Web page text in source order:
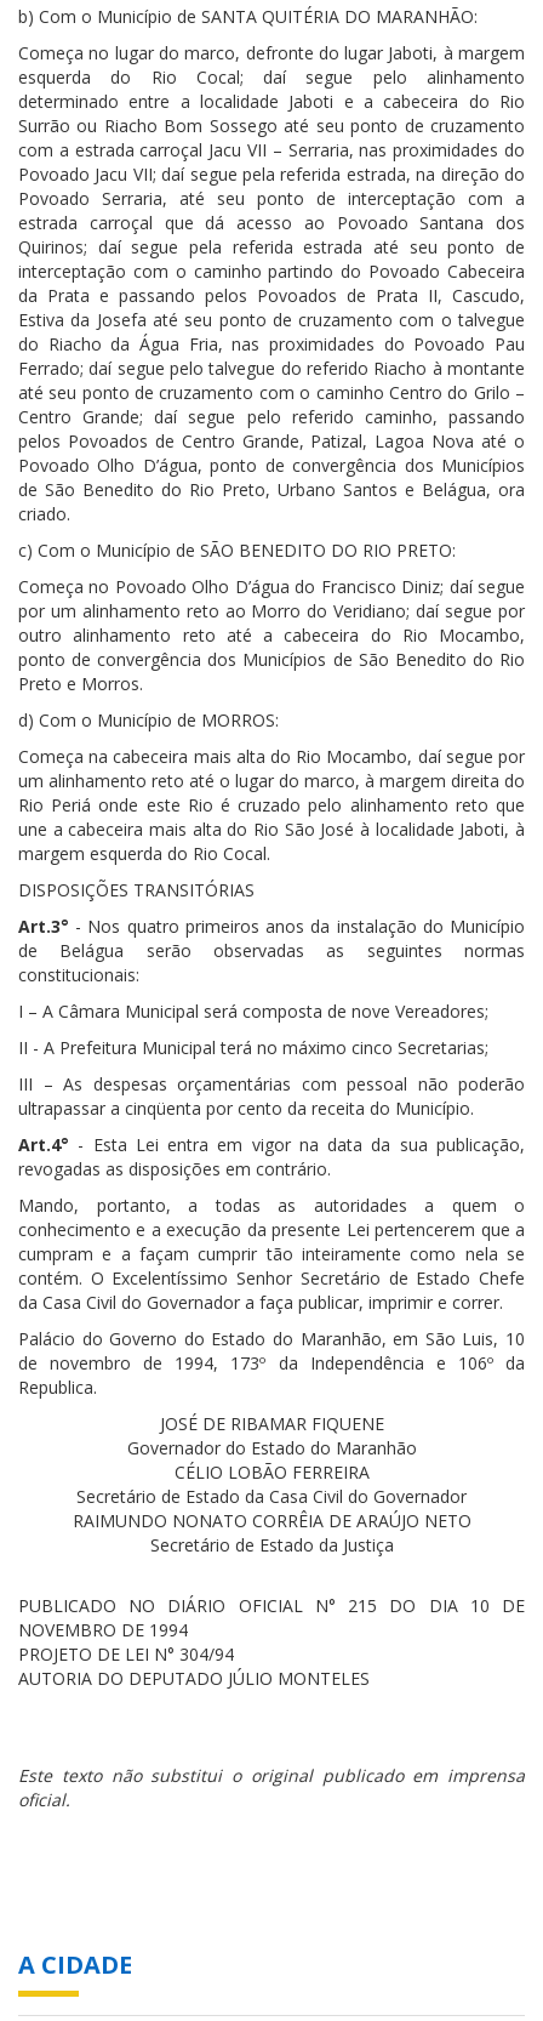
b) Com o Município de SANTA QUITÉRIA DO MARANHÃO:
Começa no lugar do marco, defronte do lugar Jaboti, à margem
esquerda do Rio Cocal; daí segue pelo alinhamento
determinado entre a localidade Jaboti e a cabeceira do Rio
Surrão ou Riacho Bom Sossego até seu ponto de cruzamento
com a estrada carroçal Jacu VII – Serraria, nas proximidades do
Povoado Jacu VII; daí segue pela referida estrada, na direção do
Povoado Serraria, até seu ponto de interceptação com a
estrada carroçal que dá acesso ao Povoado Santana dos
Quirinos; daí segue pela referida estrada até seu ponto de
interceptação com o caminho partindo do Povoado Cabeceira
da Prata e passando pelos Povoados de Prata II, Cascudo,
Estiva da Josefa até seu ponto de cruzamento com o talvegue
do Riacho da Água Fria, nas proximidades do Povoado Pau
Ferrado; daí segue pelo talvegue do referido Riacho à montante
até seu ponto de cruzamento com o caminho Centro do Grilo –
Centro Grande; daí segue pelo referido caminho, passando
pelos Povoados de Centro Grande, Patizal, Lagoa Nova até o
Povoado Olho D’água, ponto de convergência dos Municípios
de São Benedito do Rio Preto, Urbano Santos e Belágua, ora
criado.
c) Com o Município de SÃO BENEDITO DO RIO PRETO:
Começa no Povoado Olho D’água do Francisco Diniz; daí segue
por um alinhamento reto ao Morro do Veridiano; daí segue por
outro alinhamento reto até a cabeceira do Rio Mocambo,
ponto de convergência dos Municípios de São Benedito do Rio
Preto e Morros.
d) Com o Município de MORROS:
Começa na cabeceira mais alta do Rio Mocambo, daí segue por
um alinhamento reto até o lugar do marco, à margem direita do
Rio Periá onde este Rio é cruzado pelo alinhamento reto que
une a cabeceira mais alta do Rio São José à localidade Jaboti, à
margem esquerda do Rio Cocal.
DISPOSIÇÕES TRANSITÓRIAS
Art.3° - Nos quatro primeiros anos da instalação do Município
de Belágua serão observadas as seguintes normas
constitucionais:
I – A Câmara Municipal será composta de nove Vereadores;
II - A Prefeitura Municipal terá no máximo cinco Secretarias;
III – As despesas orçamentárias com pessoal não poderão
ultrapassar a cinqüenta por cento da receita do Município.
Art.4° - Esta Lei entra em vigor na data da sua publicação,
revogadas as disposições em contrário.
Mando, portanto, a todas as autoridades a quem o
conhecimento e a execução da presente Lei pertencerem que a
cumpram e a façam cumprir tão inteiramente como nela se
contém. O Excelentíssimo Senhor Secretário de Estado Chefe
da Casa Civil do Governador a faça publicar, imprimir e correr.
Palácio do Governo do Estado do Maranhão, em São Luis, 10
de novembro de 1994, 173º da Independência e 106º da
Republica.
JOSÉ DE RIBAMAR FIQUENE
Governador do Estado do Maranhão
CÉLIO LOBÃO FERREIRA
Secretário de Estado da Casa Civil do Governador
RAIMUNDO NONATO CORRÊIA DE ARAÚJO NETO
Secretário de Estado da Justiça
PUBLICADO NO DIÁRIO OFICIAL N° 215 DO DIA 10 DE
NOVEMBRO DE 1994
PROJETO DE LEI N° 304/94
AUTORIA DO DEPUTADO JÚLIO MONTELES
Este texto não substitui o original publicado em imprensa
oficial.
A CIDADE